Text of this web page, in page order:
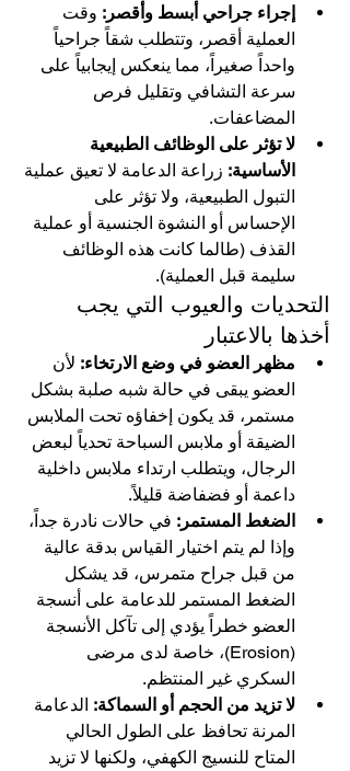
إجراء جراحي أبسط وأقصر: وقت
العملية أقصر، وتتطلب شقاً جراحياً
واحداً صغيراً، مما ينعكس إيجابياً على
سرعة التشافي وتقليل فرص
المضاعفات.
لا تؤثر على الوظائف الطبيعية
الأساسية: زراعة الدعامة لا تعيق عملية
التبول الطبيعية، ولا تؤثر على
الإحساس أو النشوة الجنسية أو عملية
القذف (طالما كانت هذه الوظائف
سليمة قبل العملية).
التحديات والعيوب التي يجب
أخذها بالاعتبار
مظهر العضو في وضع الارتخاء: لأن
العضو يبقى في حالة شبه صلبة بشكل
مستمر، قد يكون إخفاؤه تحت الملابس
الضيقة أو ملابس السباحة تحدياً لبعض
الرجال، ويتطلب ارتداء ملابس داخلية
داعمة أو فضفاضة قليلاً.
الضغط المستمر: في حالات نادرة جداً،
وإذا لم يتم اختيار القياس بدقة عالية
من قبل جراح متمرس، قد يشكل
الضغط المستمر للدعامة على أنسجة
العضو خطراً يؤدي إلى تآكل الأنسجة
(Erosion)، خاصة لدى مرضى
السكري غير المنتظم.
لا تزيد من الحجم أو السماكة: الدعامة
المرنة تحافظ على الطول الحالي
المتاح للنسيج الكهفي، ولكنها لا تزيد